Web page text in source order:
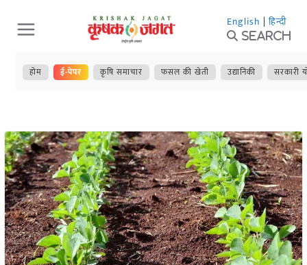
Skip
to
content
English | हिन्दी
Search
होम ई-पेपर कृषि समाचार फसल की खेती उद्यानिकी सरकारी